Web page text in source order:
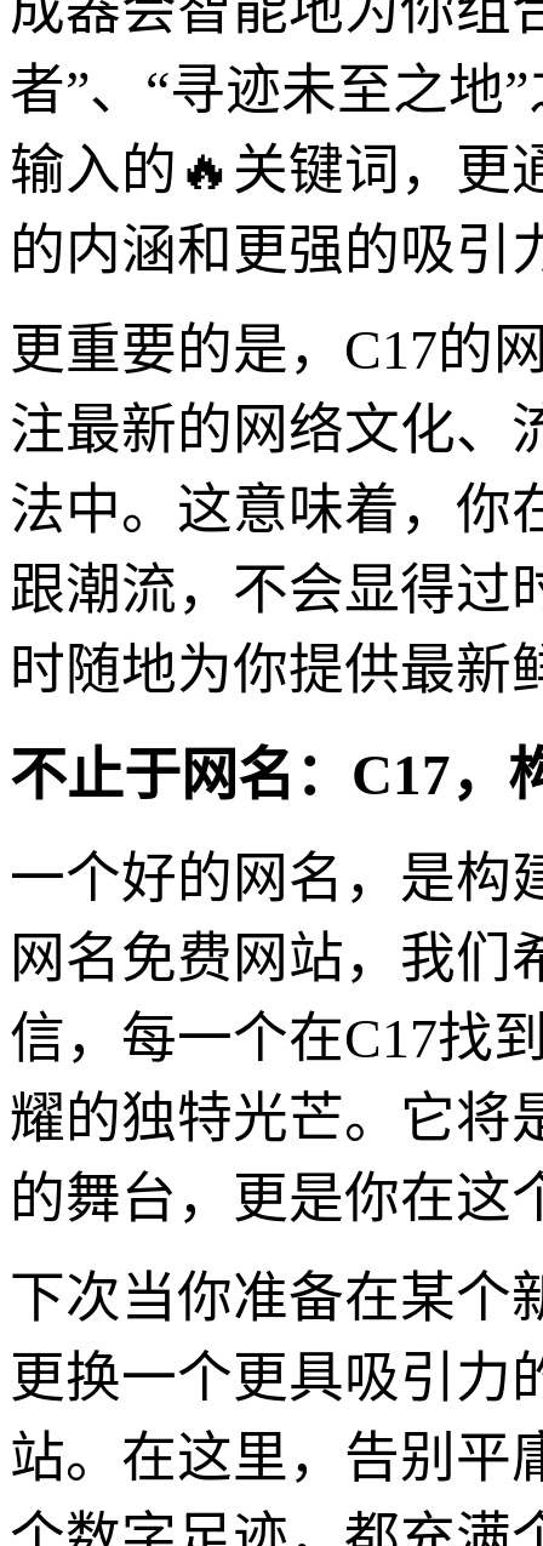
者”、“寻迹未至之地
输入的🔥关键词，更
的内涵和更强的吸引
更重要的是，C17的
注最新的网络文化、
法中。这意味着，你
跟潮流，不会显得过
时随地为你提供最新
不止于网名：C17，
一个好的网名，是构
网名免费网站，我们
信，每一个在C17找
耀的独特光芒。它将
的舞台，更是你在这
下次当你准备在某个
更换一个更具吸引力
站。在这里，告别平